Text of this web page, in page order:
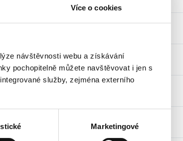
Více o cookies
návštěvnosti webu a získávání
pochopitelně můžete navštěvovat i jen s
služby, zejména externího
Marketingové
http://www.kpmglegal.cz
+420222123535